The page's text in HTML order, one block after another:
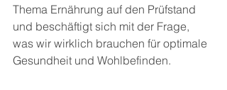
Thema Ernährung auf den Prüfstand
und beschäftigt sich mit der Frage,
was wir wirklich brauchen für optimale
Gesundheit und Wohlbefinden.